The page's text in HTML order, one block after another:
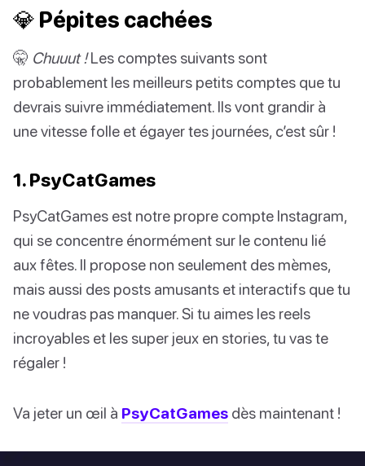
💎 Pépites cachées
🤫 Chuuut !Les comptes suivants sont
probablement les meilleurs petits comptes que tu
devrais suivre immédiatement. Ils vont grandir à
une vitesse folle et égayer tes journées, c’est sûr !
1. PsyCatGames
PsyCatGames est notre propre compte Instagram,
qui se concentre énormément sur le contenu lié
aux fêtes. Il propose non seulement des mèmes,
mais aussi des posts amusants et interactifs que tu
ne voudras pas manquer. Si tu aimes les reels
incroyables et les super jeux en stories, tu vas te
régaler !
Va jeter un œil à PsyCatGames dès maintenant !